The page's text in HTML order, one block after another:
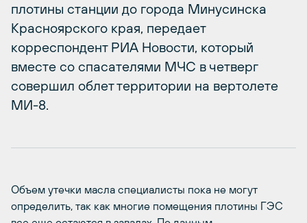
плотины станции до города Минусинска
Красноярского края, передает
корреспондент РИА Новости, который
вместе со спасателями МЧС в четверг
совершил облет территории на вертолете
МИ-8.
Объем утечки масла специалисты пока не могут
определить, так как многие помещения плотины ГЭС